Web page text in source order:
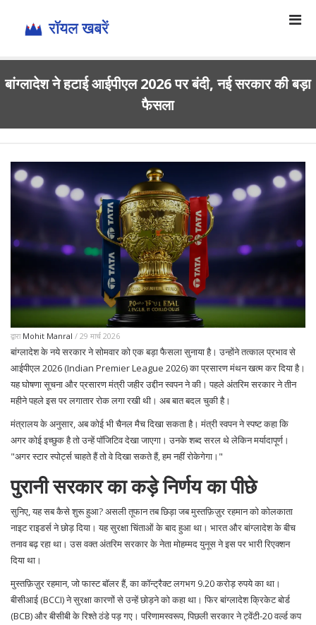
बांग्लादेश ने हटाई आईपीएल 2026 पर बंदी, नई सरकार की बड़ा
फैसला
द्वारा Mohit Manral / 29 मार्च 2026
बांग्लादेश के नये सरकार ने सोमवार को एक बड़ा फैसला सुनाया है। उन्होंने तत्काल प्रभाव से
आईपीएल 2026 (Indian Premier League 2026) का प्रसारण मंथन खत्म कर दिया है।
यह घोषणा सूचना और प्रसारण मंत्री जहीर उद्दीन स्वपन ने की। पहले अंतरिम सरकार ने तीन
महीने पहले इस पर लगातार रोक लगा रखी थी। अब बात बदल चुकी है।
मंत्रालय के अनुसार, अब कोई भी चैनल मैच दिखा सकता है। मंत्री स्वपन ने स्पष्ट कहा कि
अगर कोई इच्छुक है तो उन्हें पॉजिटिव देखा जाएगा। उनके शब्द सरल थे लेकिन मर्यादापूर्ण।
"अगर स्टार स्पोर्ट्स चाहते हैं तो वे दिखा सकते हैं, हम नहीं रोकेगेगा।"
पुरानी सरकार का कड़े निर्णय का पीछे
सुनिए, यह सब कैसे शुरू हुआ? असली तूफान तब छिड़ा जब मुस्तफ़िज़ुर रहमान को कोलकाता
नाइट राइडर्स ने छोड़ दिया। यह सुरक्षा चिंताओं के बाद हुआ था। भारत और बांग्लादेश के बीच
तनाव बढ़ रहा था। उस वक्त अंतरिम सरकार के नेता मोहम्मद युनूस ने इस पर भारी रिएक्शन
दिया था।
मुस्तफ़िज़ुर रहमान, जोफास्ट बॉलरहैं, का कॉन्ट्रैक्ट लगभग 9.20 करोड़ रुपये का था।
बीसीआई (BCCI) ने सुरक्षा कारणों से उन्हें छोड़ने को कहा था। फिर बांग्लादेश क्रिकेट बोर्ड
(BCB) और बीसीबी के रिश्ते ठंडे पड़ गए। परिणामस्वरूप, पिछली सरकार ने ट्वेंटी-20 वर्ल्ड कप